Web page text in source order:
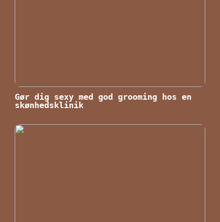
Gør dig sexy med god grooming hos en
skønhedsklinik